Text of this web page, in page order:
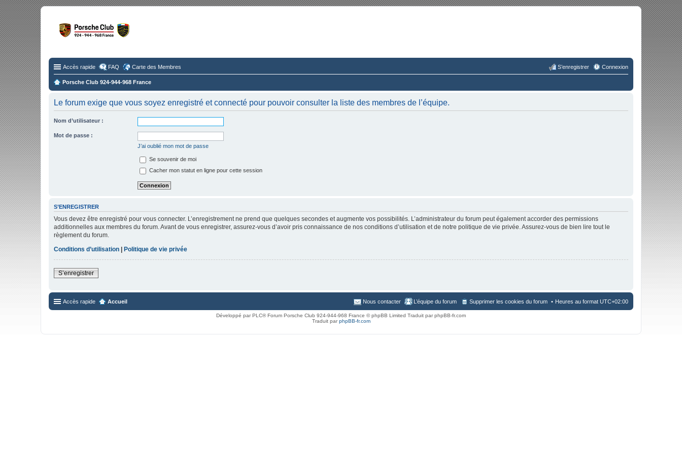
Accès rapide FAQ Carte des Membres Connexion
S’enregistrer
Porsche Club 924-944-968 France
Le forum exige que vous soyez enregistré et connecté pour pouvoir consulter la liste des membres de l’équipe.
Nom d’utilisateur :
Mot de passe :
J’ai oublié mon mot de passe
Se souvenir de moi
Cacher mon statut en ligne pour cette session
S’ENREGISTRER
Vous devez être enregistré pour vous connecter. L’enregistrement ne prend que quelques secondes et augmente vos possibilités. L’administrateur du forum peut également accorder des permissions
additionnelles aux membres du forum. Avant de vous enregistrer, assurez-vous d’avoir pris connaissance de nos conditions d’utilisation et de notre politique de vie privée. Assurez-vous de bien lire tout le
règlement du forum.
Conditions d’utilisation | Politique de vie privée
S’enregistrer
Accès rapide Accueil Heures au format UTC+02:00
Supprimer les cookies du forum
L’équipe du forum
Nous contacter
Développé par PLC® Forum Porsche Club 924-944-968 France © phpBB Limited Traduit par phpBB-fr.com
Traduit parphpBB-fr.com